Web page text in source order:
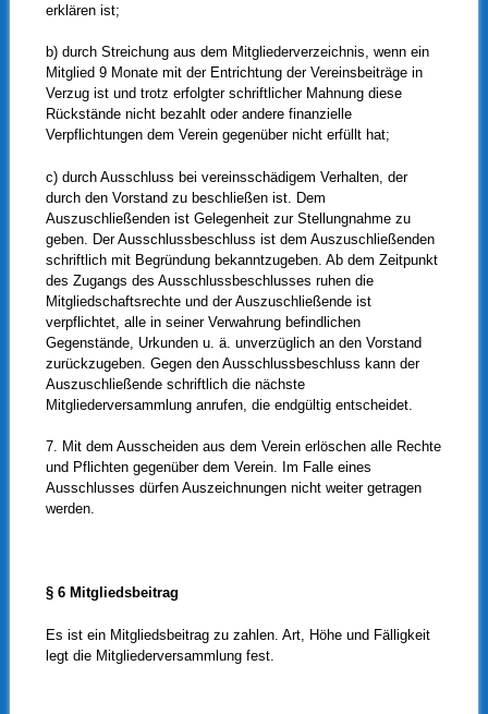
erklären ist;
b) durch Streichung aus dem Mitgliederverzeichnis, wenn ein
Mitglied 9 Monate mit der Entrichtung der Vereinsbeiträge in
Verzug ist und trotz erfolgter schriftlicher Mahnung diese
Rückstände nicht bezahlt oder andere finanzielle
Verpflichtungen dem Verein gegenüber nicht erfüllt hat;
c) durch Ausschluss bei vereinsschädigem Verhalten, der
durch den Vorstand zu beschließen ist. Dem
Auszuschließenden ist Gelegenheit zur Stellungnahme zu
geben. Der Ausschlussbeschluss ist dem Auszuschließenden
schriftlich mit Begründung bekanntzugeben. Ab dem Zeitpunkt
des Zugangs des Ausschlussbeschlusses ruhen die
Mitgliedschaftsrechte und der Auszuschließende ist
verpflichtet, alle in seiner Verwahrung befindlichen
Gegenstände, Urkunden u. ä. unverzüglich an den Vorstand
zurückzugeben. Gegen den Ausschlussbeschluss kann der
Auszuschließende schriftlich die nächste
Mitgliederversammlung anrufen, die endgültig entscheidet.
7. Mit dem Ausscheiden aus dem Verein erlöschen alle Rechte
und Pflichten gegenüber dem Verein. Im Falle eines
Ausschlusses dürfen Auszeichnungen nicht weiter getragen
werden.
§ 6 Mitgliedsbeitrag
Es ist ein Mitgliedsbeitrag zu zahlen. Art, Höhe und Fälligkeit
legt die Mitgliederversammlung fest.